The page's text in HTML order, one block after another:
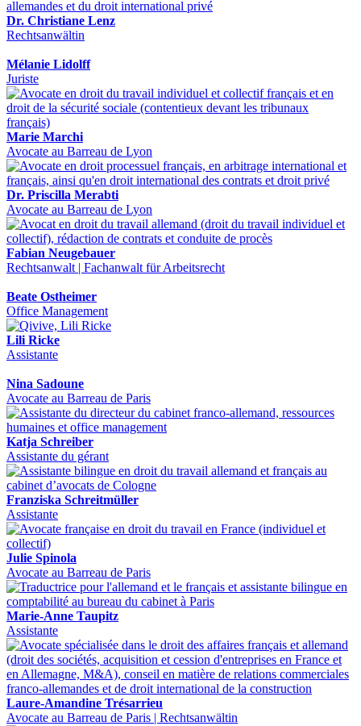
Dr. Christiane Lenz
Rechtsanwältin
Mélanie Lidolff
Juriste
Marie Marchi
Avocate au Barreau de Lyon
Dr. Priscilla Merabti
Avocate au Barreau de Lyon
Fabian Neugebauer
Rechtsanwalt | Fachanwalt für Arbeitsrecht
Beate Ostheimer
Office Management
Lili Ricke
Assistante
Nina Sadoune
Avocate au Barreau de Paris
Katja Schreiber
Assistante du gérant
Franziska Schreitmüller
Assistante
Julie Spinola
Avocate au Barreau de Paris
Marie-Anne Taupitz
Assistante
Laure-Amandine Trésarrieu
Avocate au Barreau de Paris | Rechtsanwältin